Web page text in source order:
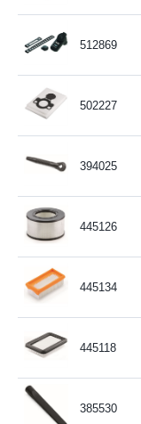
512869
502227
394025
445126
445134
445118
385530